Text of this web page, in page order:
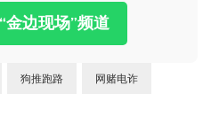
金边现场”频道
狗推跑路 网赌电诈